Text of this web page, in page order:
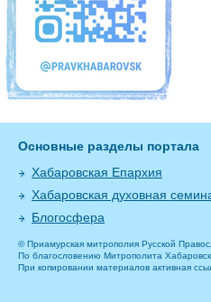
Основные разделы портала
Хабаровская Епархия
Хабаровская духовная
Блогосфера
© Приамурская митрополия Русской
По благословению Митрополита
При копировании материалов активная